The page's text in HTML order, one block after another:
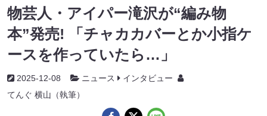
物芸人・アイパー滝沢が“編み物
本”発売! 「チャカカバーとか小指ケ
ースを作っていたら…」
2025-12-08 ニュース
インタビュー
てんぐ 横山（執筆）